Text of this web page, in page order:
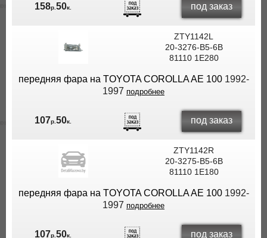
158р. 50к. под заказ
ZTY1142L
20-3276-B5-6B
81110 1E280
передняя фара на TOYOTA COROLLA AE 1001992-
1997 подробнее
107р. 50к. под заказ
ZTY1142R
20-3275-B5-6B
81110 1E180
передняя фара на TOYOTA COROLLA AE 1001992-
1997 подробнее
107р. 50к. под заказ